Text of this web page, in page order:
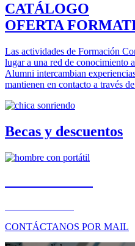
CATÁLOGO
OFERTA
Las actividades de Formación
lugar a una red de conocimiento
Alumni intercambian
mantienen en contacto a través
Becas y descuentos
CONTÁCTANOS POR MAIL